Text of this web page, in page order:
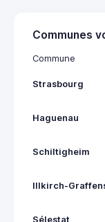
Communes
Commune
Strasbourg
Haguenau
Schiltigheim
Illkirch-
Sélestat